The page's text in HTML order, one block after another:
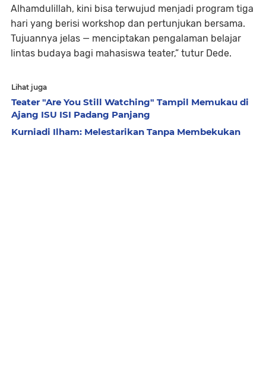
Alhamdulillah, kini bisa terwujud menjadi program tiga
hari yang berisi workshop dan pertunjukan bersama.
Tujuannya jelas — menciptakan pengalaman belajar
lintas budaya bagi mahasiswa teater,” tutur Dede.
Lihat juga
Teater "Are You Still Watching" Tampil Memukau di
Ajang ISU ISI Padang Panjang
Kurniadi Ilham: Melestarikan Tanpa Membekukan